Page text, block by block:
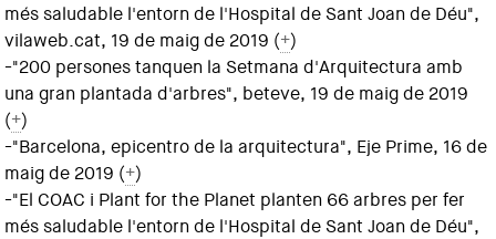
més saludable l'entorn de l'Hospital de Sant Joan de Déu",
vilaweb.cat, 19 de maig de 2019 (+)
-"200 persones tanquen la Setmana d'Arquitectura amb
una gran plantada d'arbres", beteve, 19 de maig de 2019
(+)
-"Barcelona, epicentro de la arquitectura", Eje Prime, 16 de
maig de 2019 (+)
-"El COAC i Plant for the Planet planten 66 arbres per fer
més saludable l'entorn de l'Hospital de Sant Joan de Déu",